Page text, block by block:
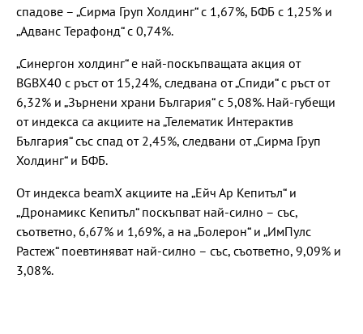
спадове – „Сирма Груп Холдинг“ с 1,67%, БФБ с 1,25% и
„Адванс Терафонд“ с 0,74%.
„Синергон холдинг“ е най-поскъпващата акция от
BGBX40 с ръст от 15,24%, следвана от „Спиди“ с ръст от
6,32% и „Зърнени храни България“ с 5,08%. Най-губещи
от индекса са акциите на „Телематик Интерактив
България“ със спад от 2,45%, следвани от „Сирма Груп
Холдинг“ и БФБ.
От индекса beamX акциите на „Ейч Ар Кепитъл“ и
„Дронамикс Кепитъл“ поскъпват най-силно – със,
съответно, 6,67% и 1,69%, а на „Болерон“ и „ИмПулс
Растеж“ поевтиняват най-силно – със, съответно, 9,09% и
3,08%.